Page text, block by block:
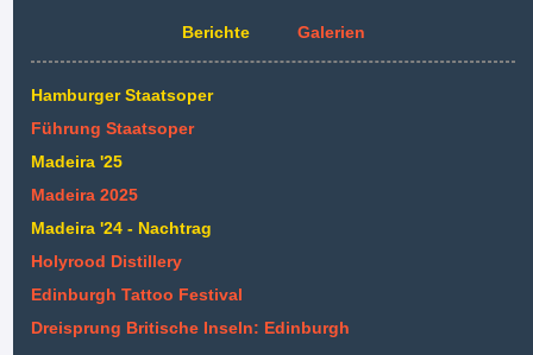
Berichte Galerien
Hamburger Staatsoper
Führung Staatsoper
Madeira '25
Madeira 2025
Madeira '24 - Nachtrag
Holyrood Distillery
Edinburgh Tattoo Festival
Dreisprung Britische Inseln: Edinburgh